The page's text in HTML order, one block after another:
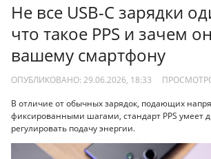
Не все USB-C зарядки
что такое PPS и зачем
вашему смартфону
ОПУБЛИКОВАНО: 29.06.2026, 18:33
В отличие от обычных зарядок, подающих
фиксированными шагами, стандарт PPS умеет
регулировать подачу энергии.